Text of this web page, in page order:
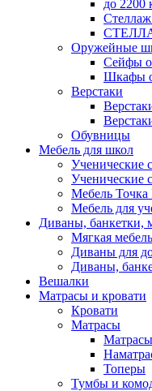
до 2200
Оружейные
Сейфы
Шкафы
Верстаки
Обувницы
Мебель для школ
Ученические
Ученические
Мебель Точка
Мебель для
Диваны, банкетки,
Мягкая
Диваны для
Диваны,
Вешалки
Матрасы и кровати
Кровати
Матрасы
Топеры
Тумбы и